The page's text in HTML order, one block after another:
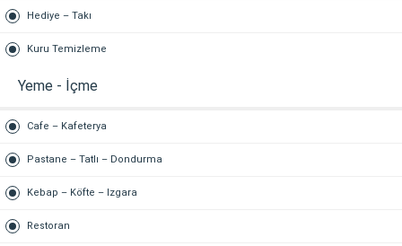
Hediye – Takı
Kuru Temizleme
Yeme - İçme
Cafe – Kafeterya
Pastane – Tatlı – Dondurma
Kebap – Köfte – Izgara
Restoran